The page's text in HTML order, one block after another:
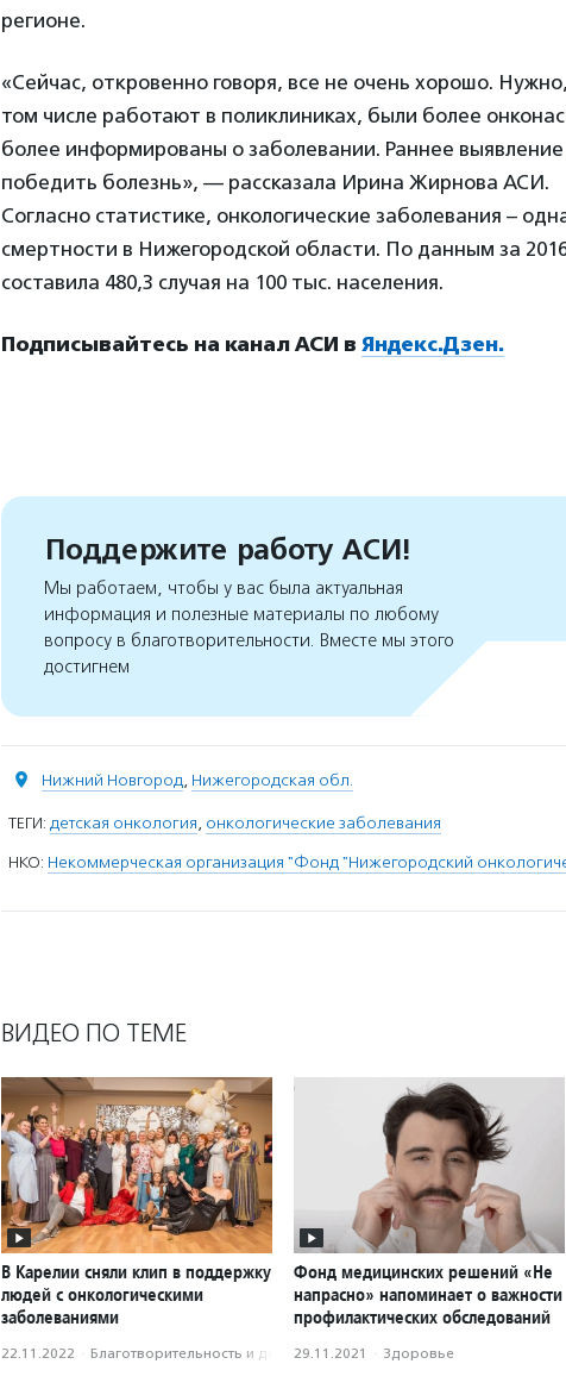
регионе.
«Сейчас, откровенно говоря, все не очень хорошо.
том числе работают в поликлиниках, были более
более информированы о заболевании. Раннее
победить болезнь», — рассказала Ирина Жирнова АСИ.
Согласно статистике, онкологические заболевания –
смертности в Нижегородской области. По данным за
составила 480,3 случая на 100 тыс. населения.
Подписывайтесь на канал АСИ в Яндекс.Дзен.
Поддержите работу АСИ!
Мы работаем, чтобы у вас была актуальная
информация и полезные материалы по любому
вопросу в благотворительности. Вместе мы этого
достигнем
Нижний Новгород, Нижегородская обл.
ТЕГИ: детская онкология, онкологические заболевания
НКО: Некоммерческая организация "Фонд "Нижегородский
ВИДЕО ПО ТЕМЕ
В Карелии сняли клип в поддержку
людей с онкологическими
заболеваниями
22.11.2022 · Благотвори­тель­ность и доброволь­чест­во
Фонд медицинских решений «Не
напрасно» напоминает о важности
профилактических обследований
29.11.2021 · Здоровье